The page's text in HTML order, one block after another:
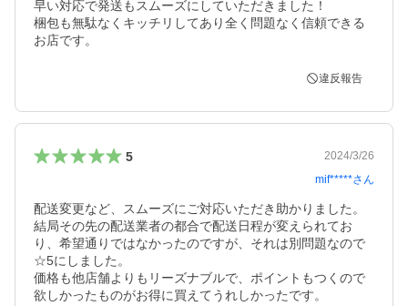
早い対応で発送もスムーズにしていただきました！
梱包も無駄なくキッチリしてあり全く問題なく信頼できる
お店です。
違反報告
5
2024/3/26
mif*****さん
配送変更など、スムーズにご対応いただき助かりました。
結局その先の配送業者の都合で配送日程が変えられてお
り、希望通りではなかったのですが、それは別問題なので
☆5にしました。
価格も他店舗よりもリーズナブルで、ポイントもつくので
欲しかったものがお得に買えてうれしかったです。